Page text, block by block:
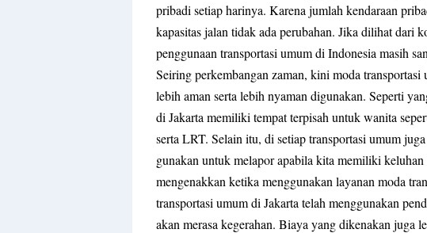
pribadi setiap harinya. Karena jumlah kendaraan
kapasitas jalan tidak ada perubahan. Jika dilihat dari
penggunaan transportasi umum di Indonesia masih
Seiring perkembangan zaman, kini moda transportasi
lebih aman serta lebih nyaman digunakan. Seperti
di Jakarta memiliki tempat terpisah untuk wanita
serta LRT. Selain itu, di setiap transportasi umum
gunakan untuk melapor apabila kita memiliki
mengenakkan ketika menggunakan layanan moda
transportasi umum di Jakarta telah menggunakan
akan merasa kegerahan. Biaya yang dikenakan juga